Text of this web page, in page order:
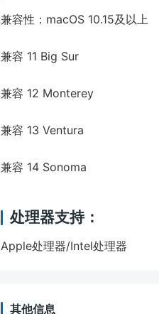
兼容性：macOS 10.15及以上
兼容 11 Big Sur
兼容 12 Monterey
兼容 13 Ventura
兼容 14 Sonoma
处理器支持：
Apple处理器/Intel处理器
其他信息